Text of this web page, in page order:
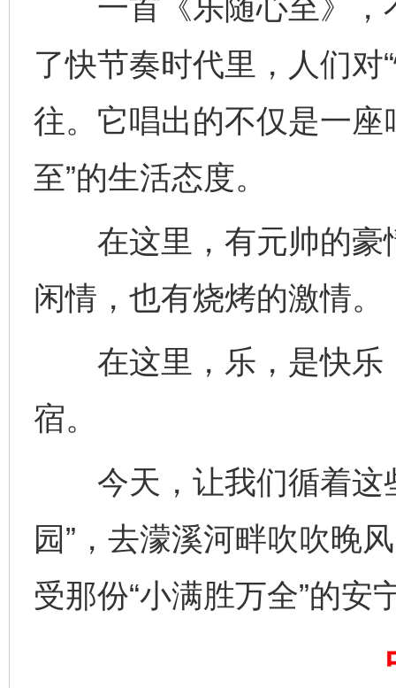
一首《乐随心至》，
了快节奏时代里，人们对
往。它唱出的不仅是一座
至”的生活态度。
在这里，有元帅的豪
闲情，也有烧烤的激情。
在这里，乐，是快乐
宿。
今天，让我们循着这
园”，去濛溪河畔吹吹晚
受那份“小满胜万全”的安